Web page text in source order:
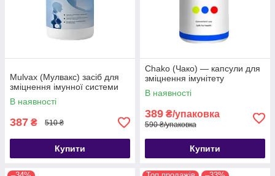
Mulvax (Мулвакс) засіб для
зміцнення імунної системи
В наявності
387 ₴ 510 ₴
Купити
Chako (Чако) — капсули для
зміцнення імунітету
В наявності
389 ₴/упаковка
590 ₴/упаковка
Купити